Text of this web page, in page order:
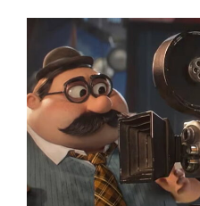
Central Comics